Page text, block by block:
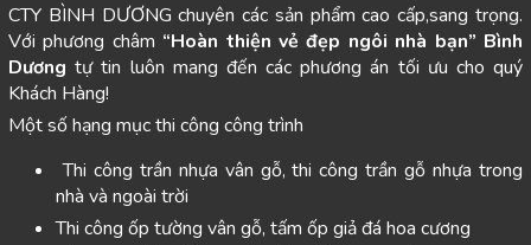
CTY BÌNH DƯƠNG chuyên các sản phẩm cao cấp,sang trọng.
Với phương châm “Hoàn thiện vẻ đẹp ngôi nhà bạn” Bình
Dươngtự tin luôn mang đến các phương án tối ưu cho quý
Khách Hàng!
Một số hạng mục thi công công trình
Thi công trần nhựa vân gỗ, thi công trần gỗ nhựa trong
nhà và ngoài trời
Thi công ốp tường vân gỗ, tấm ốp giả đá hoa cương